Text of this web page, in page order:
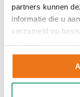
partners kunnen
informatie die u
verzameld op
gebruiken.
De inbouw